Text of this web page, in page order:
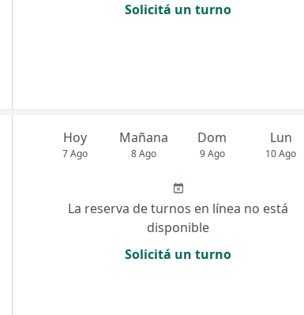
Solicitá un turno
Hoy
7 Ago
Mañana
8 Ago
Dom
9 Ago
Lun
10 Ago
La reserva de turnos en línea no está
disponible
Solicitá un turno